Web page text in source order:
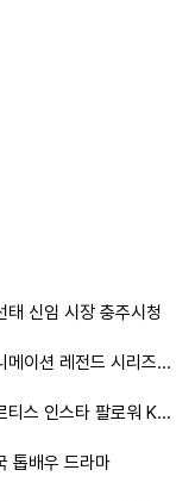
태 신임 시장 충주시청
메이션 레전드 시리즈 최
티스 인스타 팔로워 K팝
톱배우 드라마